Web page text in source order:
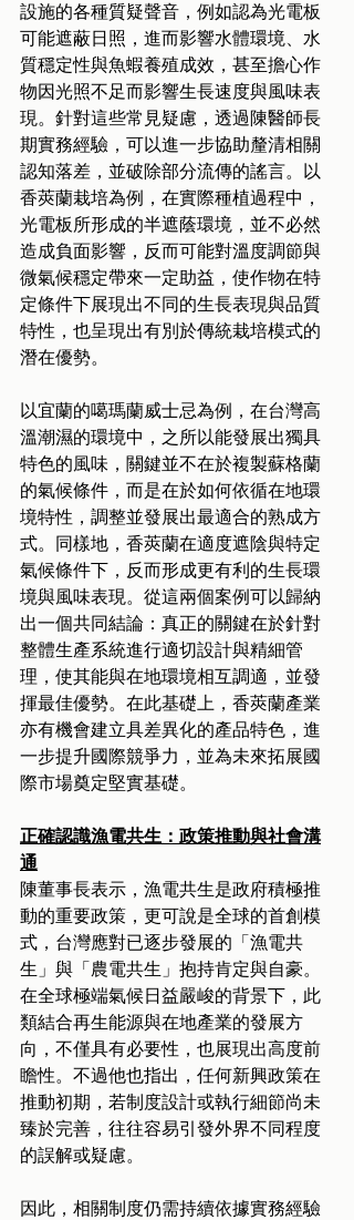
設施的各種質疑聲音，例如認為光電板
可能遮蔽日照，進而影響水體環境、水
質穩定性與魚蝦養殖成效，甚至擔心作
物因光照不足而影響生長速度與風味表
現。針對這些常見疑慮，透過陳醫師長
期實務經驗，可以進一步協助釐清相關
認知落差，並破除部分流傳的謠言。以
香莢蘭栽培為例，在實際種植過程中，
光電板所形成的半遮蔭環境，並不必然
造成負面影響，反而可能對溫度調節與
微氣候穩定帶來一定助益，使作物在特
定條件下展現出不同的生長表現與品質
特性，也呈現出有別於傳統栽培模式的
潛在優勢。
以宜蘭的噶瑪蘭威士忌為例，在台灣高
溫潮濕的環境中，之所以能發展出獨具
特色的風味，關鍵並不在於複製蘇格蘭
的氣候條件，而是在於如何依循在地環
境特性，調整並發展出最適合的熟成方
式。同樣地，香莢蘭在適度遮陰與特定
氣候條件下，反而形成更有利的生長環
境與風味表現。從這兩個案例可以歸納
出一個共同結論：真正的關鍵在於針對
整體生產系統進行適切設計與精細管
理，使其能與在地環境相互調適，並發
揮最佳優勢。在此基礎上，香莢蘭產業
亦有機會建立具差異化的產品特色，進
一步提升國際競爭力，並為未來拓展國
際市場奠定堅實基礎。
正確認識漁電共生：政策推動與社會溝
通
陳董事長表示，漁電共生是政府積極推
動的重要政策，更可說是全球的首創模
式，台灣應對已逐步發展的「漁電共
生」與「農電共生」抱持肯定與自豪。
在全球極端氣候日益嚴峻的背景下，此
類結合再生能源與在地產業的發展方
向，不僅具有必要性，也展現出高度前
瞻性。不過他也指出，任何新興政策在
推動初期，若制度設計或執行細節尚未
臻於完善，往往容易引發外界不同程度
的誤解或疑慮。
因此，相關制度仍需持續依據實務經驗